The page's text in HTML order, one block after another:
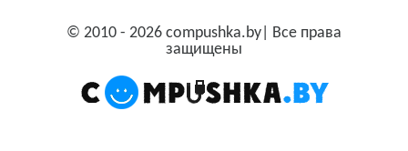
© 2010 - 2026 compushka.by| Все права
защищены